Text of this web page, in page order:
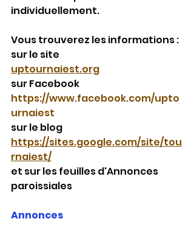
individuellement.
Vous trouverez les informations :
sur le site
uptournaiest.org
sur Facebook
https://www.facebook.com/upto
urnaiest
sur le blog
https://sites.google.com/site/tou
rnaiest/
et sur les feuilles d'Annonces
paroissiales
Annonces